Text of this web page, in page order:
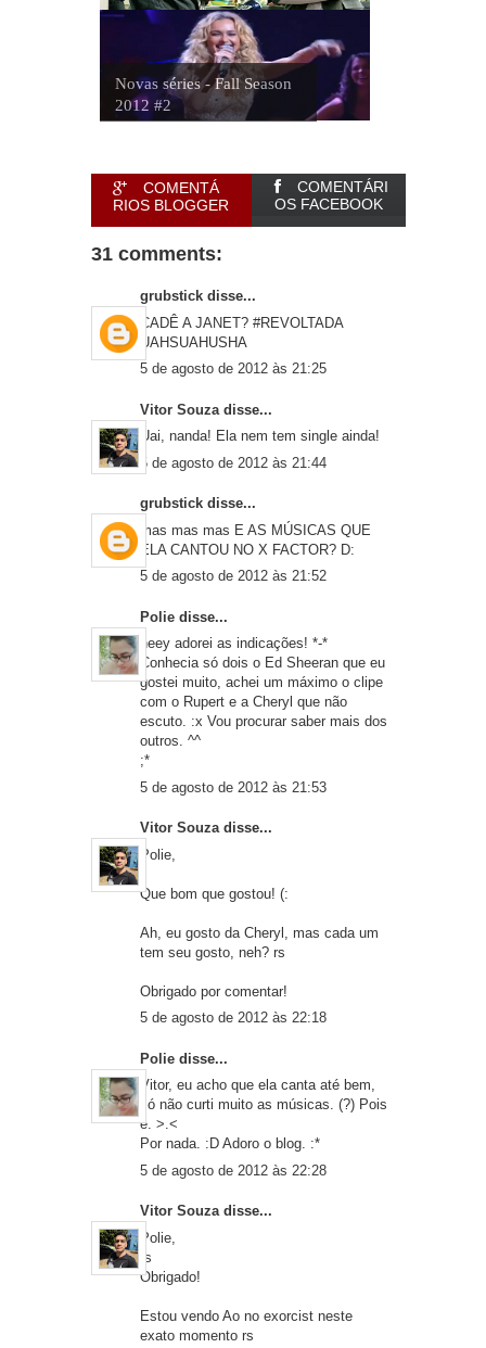
Novas séries - Fall Season
2012 #2
COMENTÁ
RIOS BLOGGER
COMENTÁRI
OS FACEBOOK
31 comments:
grubstick disse...
CADÊ A JANET? #REVOLTADA
UAHSUAHUSHA
5 de agosto de 2012 às 21:25
Vitor Souza disse...
Uai, nanda! Ela nem tem single ainda!
5 de agosto de 2012 às 21:44
grubstick disse...
mas mas mas E AS MÚSICAS QUE
ELA CANTOU NO X FACTOR? D:
5 de agosto de 2012 às 21:52
Polie disse...
heey adorei as indicações! *-*
Conhecia só dois o Ed Sheeran que eu
gostei muito, achei um máximo o clipe
com o Rupert e a Cheryl que não
escuto. :x Vou procurar saber mais dos
outros. ^^
;*
5 de agosto de 2012 às 21:53
Vitor Souzadisse...
Polie,
Que bom que gostou! (:
Ah, eu gosto da Cheryl, mas cada um
tem seu gosto, neh? rs
Obrigado por comentar!
5 de agosto de 2012 às 22:18
Polie disse...
Vitor, eu acho que ela canta até bem,
só não curti muito as músicas. (?) Pois
é. >.<
Por nada. :D Adoro o blog. :*
5 de agosto de 2012 às 22:28
Vitor Souzadisse...
Polie,
rs
Obrigado!
Estou vendo Ao no exorcist neste
exato momento rs